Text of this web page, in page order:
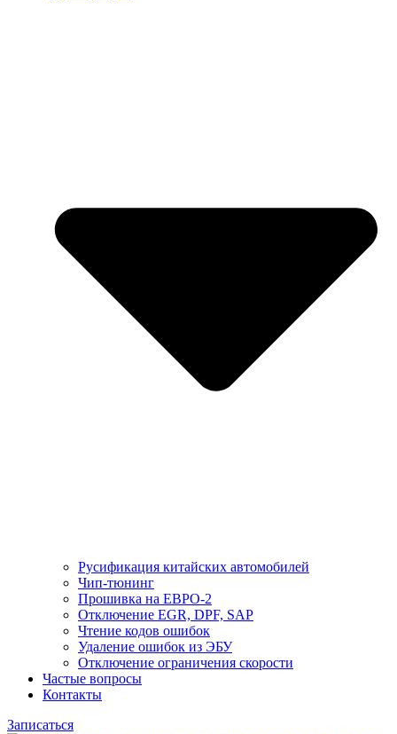
Русификация китайских автомобилей
Чип-тюнинг
Прошивка на ЕВРО-2
Отключение EGR, DPF, SAP
Чтение кодов ошибок
Удаление ошибок из ЭБУ
Отключение ограничения скорости
Частые вопросы
Контакты
Записаться